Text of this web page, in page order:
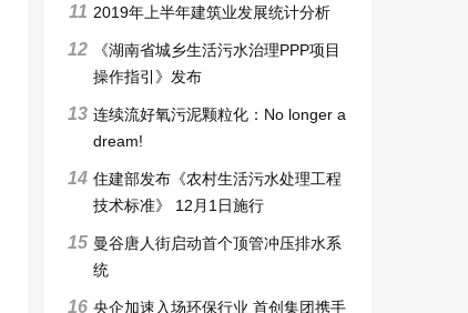
11 2019年上半年建筑业发展统计分析
12
《湖南省城乡生活污水治理PPP项目
操作指引》发布
13 连续流好氧污泥颗粒化：No longer a
dream!
14 住建部发布《农村生活污水处理工程
技术标准》 12月1日施行
15 曼谷唐人街启动首个顶管冲压排水系
统
16 央企加速入场环保行业 首创集团携手